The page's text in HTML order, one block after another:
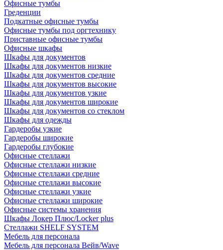
Офисные тумбы
Греденции
Подкатные офисные тумбы
Офисные тумбы под оргтехнику
Приставные офисные тумбы
Офисные шкафы
Шкафы для документов
Шкафы для документов низкие
Шкафы для документов средние
Шкафы для документов высокие
Шкафы для документов узкие
Шкафы для документов широкие
Шкафы для документов со стеклом
Шкафы для одежды
Гардеробы узкие
Гардеробы широкие
Гардеробы глубокие
Офисные стеллажи
Офисные стеллажи низкие
Офисные стеллажи средние
Офисные стеллажи высокие
Офисные стеллажи узкие
Офисные стеллажи широкие
Офисные системы хранения
Шкафы Локер Плюс/Locker plus
Стеллажи SHELF SYSTEM
Мебель для персонала
Мебель для персонала Вейв/Wave